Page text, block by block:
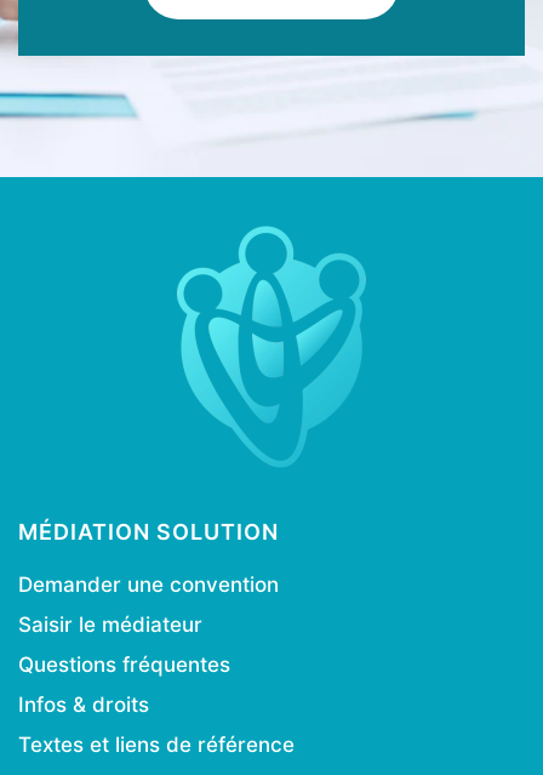
MÉDIATION SOLUTION
Demander une convention
Saisir le médiateur
Questions fréquentes
Infos & droits
Textes et liens de référence